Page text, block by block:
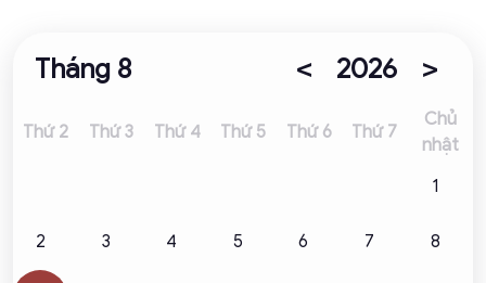
Tháng 8 < 2026 >
Thứ 2 Thứ 3 Thứ 4 Thứ 5 Thứ 6 Thứ 7
Chủ
nhật
1
2 3 4 5 6 7 8